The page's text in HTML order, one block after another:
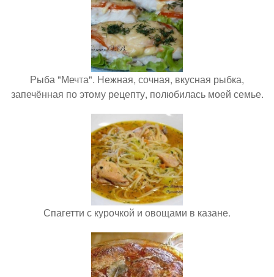
Рыба "Мечта". Нежная, сочная, вкусная рыбка,
запечённая по этому рецепту, полюбилась моей семье.
Спагетти с курочкой и овощами в казане.